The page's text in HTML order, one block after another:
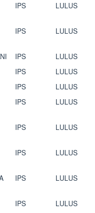
IPS LULUS
IPS LULUS
IPS
LULUS
IPS
LULUS
IPS
LULUS
IPS LULUS
IPS LULUS
IPS LULUS
IPS LULUS
IPS
LULUS